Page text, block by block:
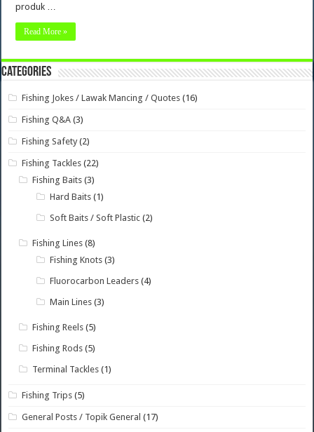
produk …
Read More »
Categories
Fishing Jokes / Lawak Mancing / Quotes (16)
Fishing Q&A (3)
Fishing Safety (2)
Fishing Tackles (22)
Fishing Baits (3)
Hard Baits (1)
Soft Baits / Soft Plastic (2)
Fishing Lines (8)
Fishing Knots (3)
Fluorocarbon Leaders (4)
Main Lines (3)
Fishing Reels (5)
Fishing Rods (5)
Terminal Tackles (1)
Fishing Trips (5)
General Posts / Topik General (17)